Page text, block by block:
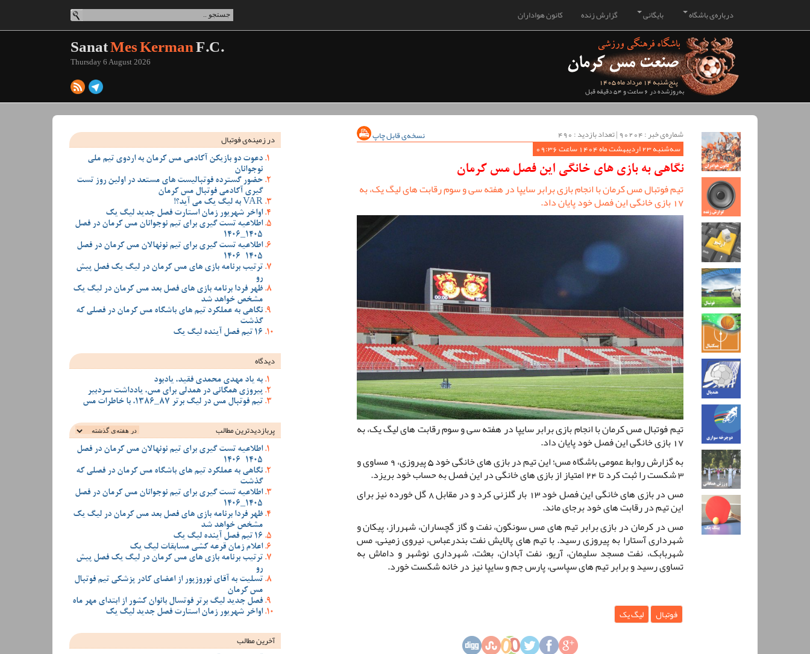
کانون هواداران گزارش زنده بایگانی درباره‌ی باشگاه
پنج‌شنبه 14 مرداد ماه 1405
به‌روزشده در 6 ساعت و 54 دقیقه قبل
SanatMes KermanF.C.
Thursday 6 August 2026
شماره‌ی خبر : ‌90204 | تعداد بازدید : 490
نسخه‌ی قابل چاپ
سه‌شنبه 23 اردیبهشت ماه 1404 ساعت 09:36
نگاهی به بازی های خانگی این فصل مس کرمان
تیم فوتبال مس کرمان با انجام بازی برابر سایپا در هفته سی و سوم رقابت های لیگ یک، به
17 بازی خانگی این فصل خود پایان داد.
تیم فوتبال مس کرمان با انجام بازی برابر سایپا در هفته سی و سوم رقابت های لیگ یک، به
17 بازی خانگی این فصل خود پایان داد.
به گزارش روابط عمومی باشگاه مس؛ این تیم در بازی های خانگی خود 5 پیروزی، 9 مساوی و
3 شکست را ثبت کرد تا 24 امتیاز از بازی های خانگی در این فصل به حساب خود بریزد.
مس در بازی های خانگی این فصل خود 13 بار گلزنی کرد و در مقابل 8 گل خورده نیز برای
این تیم در رقابت های خود برجای ماند.
مس در کرمان در بازی برابر تیم های مس سونگون، نفت و گاز گچساران، شهرراز، پیکان و
شهرداری آستارا به پیروزی رسید. با تیم های پالایش نفت بندرعباس، نیروی زمینی، مس
شهربابک، نفت مسجد سلیمان، آریو، نفت آبادان، بعثت، شهرداری نوشهر و داماش به
تساوی رسید و برابر تیم های سپاسی، پارس جم و سایپا نیز در خانه شکست خورد.
فوتبال لیگ یک
در زمینه‌ی فوتبال
دعوت دو بازیکن آکادمی مس کرمان به اردوی تیم ملی
نوجوانان
حضور گسترده فوتبالیست های مستعد در اولین روز تست
گیری آکادمی فوتبال مس کرمان
VAR به لیگ یک می آید؟!
اواخر شهریور زمان استارت فصل جدید لیگ یک
اطلاعیه تست گیری برای تیم نوجوانان مس کرمان در فصل
1405_1406
اطلاعیه تست گیری برای تیم نونهالان مس کرمان در فصل
1405-1406
ترتیب برنامه بازی های مس کرمان در لیگ یک فصل پیش
رو
ظهر فردا برنامه بازی های فصل بعد مس کرمان در لیگ یک
مشخص خواهد شد
نگاهی به عملکرد تیم های باشگاه مس کرمان در فصلی که
گذشت
16 تیم فصل آینده لیگ یک
دیدگاه
به یاد مهدی محمدی فقید، یادبود
پیروزی همگانی در همدلی برای مس، یادداشت سردبیر
تیم فوتبال مس در لیگ برتر 87_1386، با خاطرات مس
پربازدیدترین‌ مطالب
اطلاعیه تست گیری برای تیم نونهالان مس کرمان در فصل
1405-1406
نگاهی به عملکرد تیم های باشگاه مس کرمان در فصلی که
گذشت
اطلاعیه تست گیری برای تیم نوجوانان مس کرمان در فصل
1405_1406
ظهر فردا برنامه بازی های فصل بعد مس کرمان در لیگ یک
مشخص خواهد شد
16 تیم فصل آینده لیگ یک
اعلام زمان قرعه کشی مسابقات لیگ یک
ترتیب برنامه بازی های مس کرمان در لیگ یک فصل پیش
رو
تسلیت به آقای نوروزپور از اعضای کادر پزشکی تیم فوتبال
مس کرمان
فصل جدید لیگ برتر فوتسال بانوان کشور از ابتدای مهر ماه
اواخر شهریور زمان استارت فصل جدید لیگ یک
آخرین مطالب